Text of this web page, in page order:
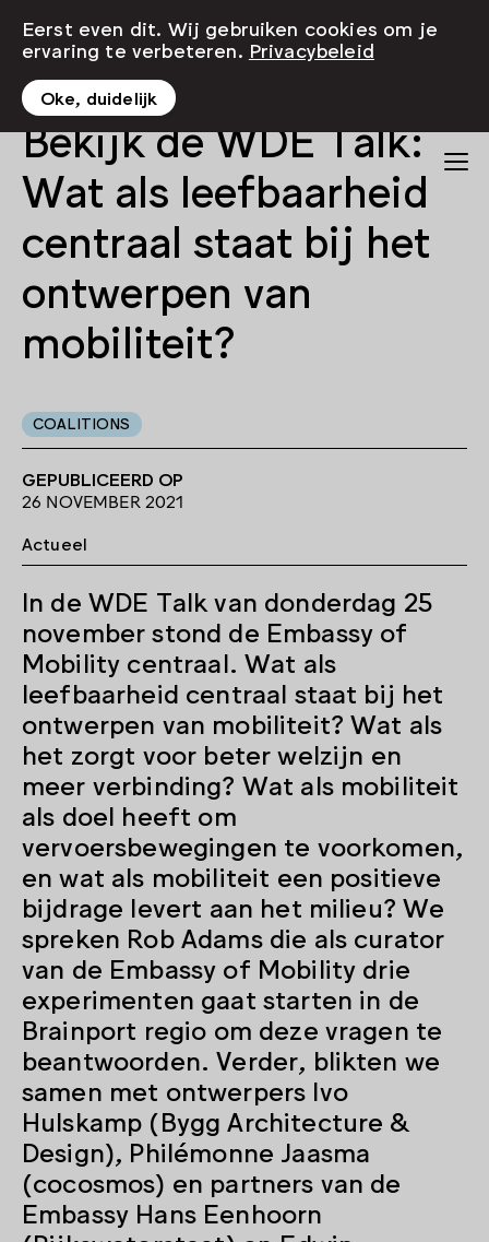
Bekijk de WDE Talk:
Wat als leefbaarheid
centraal staat bij het
ontwerpen van
mobiliteit?
COALITIONS
GEPUBLICEERD OP
26 NOVEMBER 2021
Actueel
In de WDE Talk van donderdag 25
november stond de Embassy of
Mobility centraal. Wat als
leefbaarheid centraal staat bij het
ontwerpen van mobiliteit? Wat als
het zorgt voor beter welzijn en
meer verbinding? Wat als mobiliteit
als doel heeft om
vervoersbewegingen te voorkomen,
en wat als mobiliteit een positieve
bijdrage levert aan het milieu? We
spreken Rob Adams die als curator
van de Embassy of Mobility drie
experimenten gaat starten in de
Brainport regio om deze vragen te
beantwoorden. Verder, blikten we
samen met ontwerpers Ivo
Hulskamp (Bygg Architecture &
Design), Philémonne Jaasma
(cocosmos) en partners van de
Embassy Hans Eenhoorn
Eerst even dit. Wij gebruiken cookies om je
ervaring te verbeteren. Privacybeleid
Oke, duidelijk